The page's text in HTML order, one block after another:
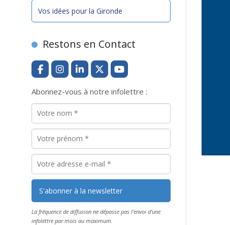
Vos idées pour la Gironde
Restons en Contact
Abonnez-vous à notre infolettre :
La fréquence de diffusion ne dépasse pas l'envoi d'une
infolettre par mois au maximum.